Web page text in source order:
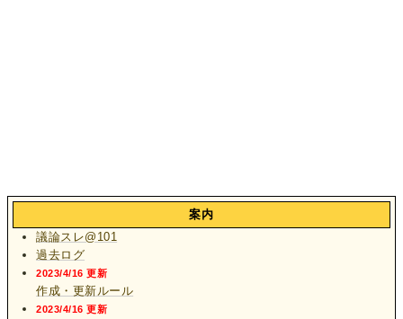
案内
議論スレ@101
過去ログ
2023/4/16 更新
作成・更新ルール
2023/4/16 更新